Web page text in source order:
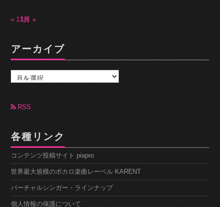
« 11月1月 »
アーカイブ
カ
ブ RSS
各種リンク
コンテンツ投稿サイト piapro
世界最大規模のボカロ楽曲レーベル KARENT
バーチャルシンガー・ラインナップ
個人情報の保護について